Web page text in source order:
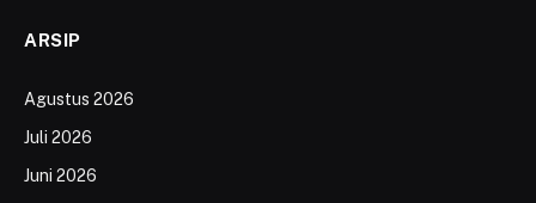
ARSIP
Agustus 2026
Juli 2026
Juni 2026